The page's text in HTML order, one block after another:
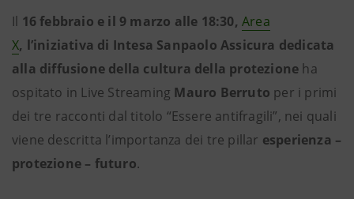
Il 16 febbraio e il 9 marzo alle 18:30,Area
X, l’iniziativa di Intesa Sanpaolo Assicura dedicata
alla diffusione della cultura della protezione ha
ospitato in Live Streaming Mauro Berruto per i primi
dei tre racconti dal titolo “Essere antifragili”, nei quali
viene descritta l’importanza dei tre pillar esperienza –
protezione – futuro.